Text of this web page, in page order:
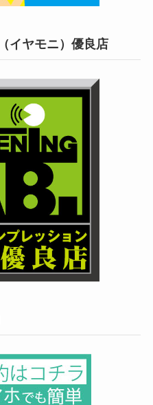
イヤモニ）優良店